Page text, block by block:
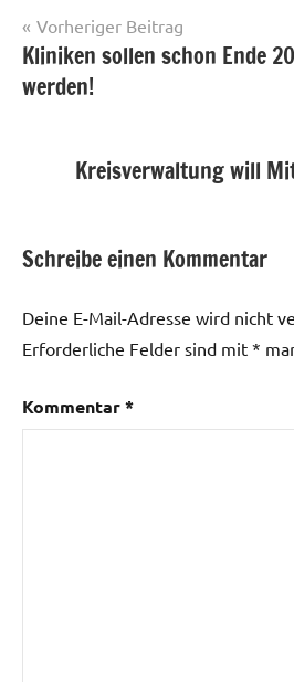
Beitragsnavigation
Vorheriger Beitrag
Kliniken sollen schon Ende
werden!
Kreisverwaltung will
Schreibe einen Kommentar
Deine E-Mail-Adresse wird nicht
Erforderliche Felder sind mit *
Kommentar*